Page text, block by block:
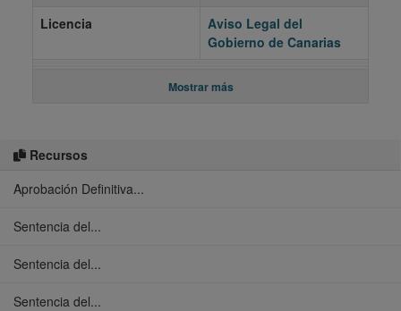
Recursos
Aprobación Definitiva...
Sentencia del...
Sentencia del...
Sentencia del...
Licencia
Aviso Legal del
Gobierno de Canarias
Mostrar más